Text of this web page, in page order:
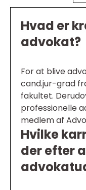
Hvad er
advokat?
For at blive
cand.jur-grad
fakultet.
professionelle
medlem af
Hvilke
der efter